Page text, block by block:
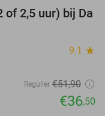
30%
of 2,5 uur) bij Da
9.1 star
Regulier €51,90
€36,50